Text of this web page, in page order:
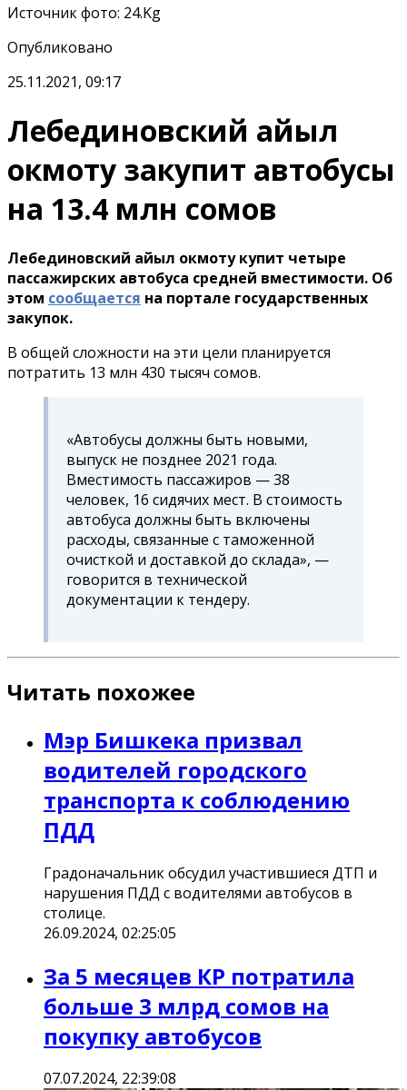
Источник фото: 24.Kg
Опубликовано
25.11.2021, 09:17
Лебединовский айыл
окмоту закупит автобусы
на 13.4 млн сомов
Лебединовский айыл окмоту купит четыре
пассажирских автобуса средней вместимости. Об
этом сообщается на портале государственных
закупок.
В общей сложности на эти цели планируется
потратить 13 млн 430 тысяч сомов.
«Автобусы должны быть новыми,
выпуск не позднее 2021 года.
Вместимость пассажиров — 38
человек, 16 сидячих мест. В стоимость
автобуса должны быть включены
расходы, связанные с таможенной
очисткой и доставкой до склада», —
говорится в технической
документации к тендеру.
Читать похожее
Мэр Бишкека призвал
водителей городского
транспорта к соблюдению
ПДД
Градоначальник обсудил участившиеся ДТП и
нарушения ПДД с водителями автобусов в
столице.
26.09.2024, 02:25:05
За 5 месяцев КР потратила
больше 3 млрд сомов на
покупку автобусов
07.07.2024, 22:39:08